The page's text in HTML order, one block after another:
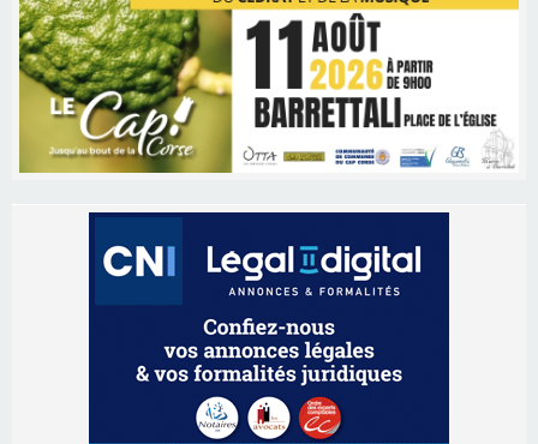
Les brèves
Festa di l’Associi Curtinesi le 13 septembre
Ucciani – Marché des producteurs à Cruculi le